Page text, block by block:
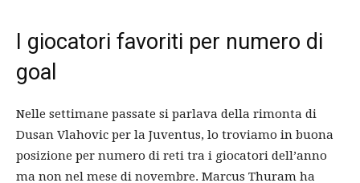
I giocatori favoriti per numero di
goal
Nelle settimane passate si parlava della rimonta di
Dusan Vlahovic per la Juventus, lo troviamo in buona
posizione per numero di reti tra i giocatori dell’anno
ma non nel mese di novembre. Marcus Thuram ha